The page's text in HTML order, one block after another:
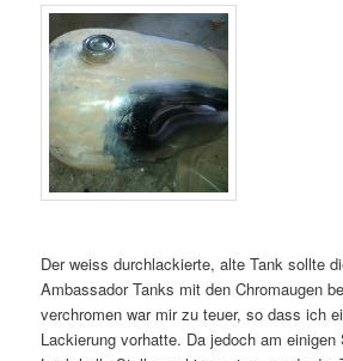
Der weiss durchlackierte, alte Tank sollte
Ambassador Tanks mit den Chromaugen
verchromen war mir zu teuer, so dass ich
Lackierung vorhatte. Da jedoch am einigen